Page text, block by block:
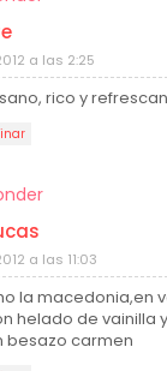
a las 2:25
rico y
a las 11:03
la macedonia,en
helado de vainilla
besazo carmen